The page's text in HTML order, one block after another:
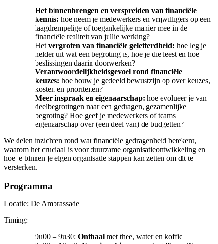
Het binnenbrengen en verspreiden van financiële
kennis: hoe neem je medewerkers en vrijwilligers op een
laagdrempelige of toegankelijke manier mee in de
financiële realiteit van jullie werking?
Het vergroten van financiële geletterdheid: hoe leg je
helder uit wat een begroting is, hoe je die leest en hoe
beslissingen daarin doorwerken?
Verantwoordelijkheidsgevoel rond financiële
keuzes: hoe bouw je gedeeld bewustzijn op over keuzes,
kosten en prioriteiten?
Meer inspraak en eigenaarschap: hoe evolueer je van
deelbegrotingen naar een gedragen, gezamenlijke
begroting? Hoe geef je medewerkers of teams
eigenaarschap over (een deel van) de budgetten?
We delen inzichten rond wat financiële gedragenheid betekent,
waarom het cruciaal is voor duurzame organisatieontwikkeling en
hoe je binnen je eigen organisatie stappen kan zetten om dit te
versterken.
Programma
Locatie: De Ambrassade
Timing:
9u00 – 9u30: Onthaal met thee, water en koffie